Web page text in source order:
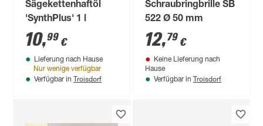
Sägekettenhaftöl
'SynthPlus' 1 l
10,99 €
Lieferung nach Hause
Nur wenige verfügbar
Verfügbar in Troisdorf
Schraubringbrille SB
522 Ø 50 mm
12,79 €
Keine Lieferung nach
Hause
Verfügbar in Troisdorf